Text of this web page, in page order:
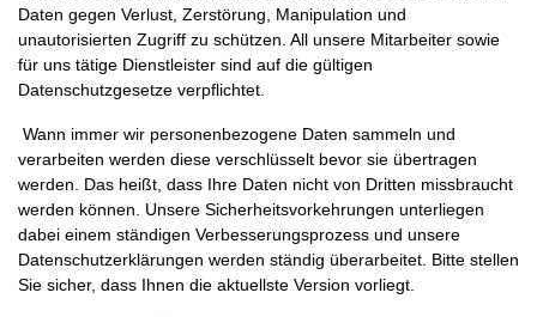
Daten gegen Verlust, Zerstörung, Manipulation und
unautorisierten Zugriff zu schützen. All unsere Mitarbeiter sowie
für uns tätige Dienstleister sind auf die gültigen
Datenschutzgesetze verpflichtet.
Wann immer wir personenbezogene Daten sammeln und
verarbeiten werden diese verschlüsselt bevor sie übertragen
werden. Das heißt, dass Ihre Daten nicht von Dritten missbraucht
werden können. Unsere Sicherheitsvorkehrungen unterliegen
dabei einem ständigen Verbesserungsprozess und unsere
Datenschutzerklärungen werden ständig überarbeitet. Bitte stellen
Sie sicher, dass Ihnen die aktuellste Version vorliegt.